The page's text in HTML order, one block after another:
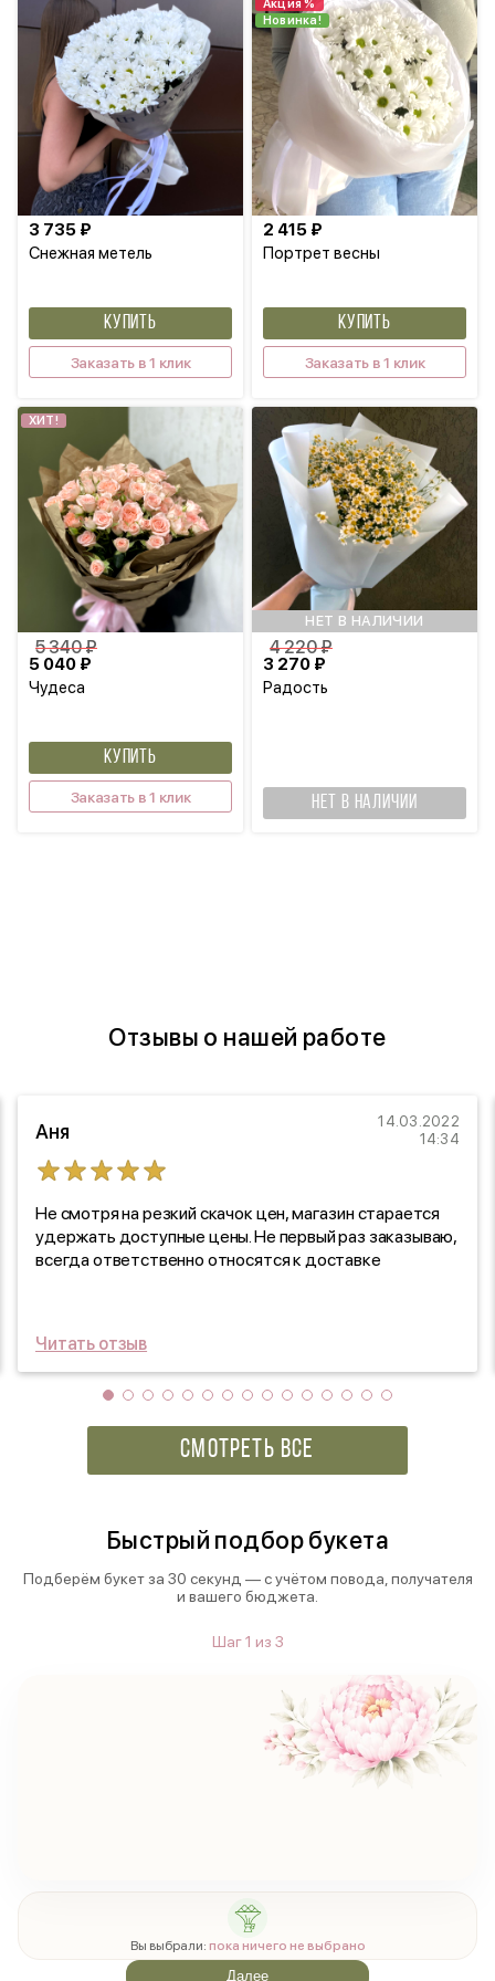
Снежная метель
3 735 ₽
КУПИТЬ
Заказать в 1 клик
Акция %
Новинка!
Портрет весны
2 415 ₽
КУПИТЬ
Заказать в 1 клик
ХИТ!
Чудеса
5 040 ₽
5 340 ₽
КУПИТЬ
Заказать в 1 клик
НЕТ В НАЛИЧИИ
Радость
3 270 ₽
4 220 ₽
НЕТ В НАЛИЧИИ
Отзывы о нашей работе
Аня
14.03.2022
14:34
Не смотря на резкий скачок цен, магазин старается
удержать доступные цены. Не первый раз заказываю,
всегда ответственно относятся к доставке
Читать отзыв
СМОТРЕТЬ ВСЕ
Быстрый подбор букета
Подберём букет за 30 секунд — с учётом повода, получателя
и вашего бюджета.
Шаг1 из 3
Вы выбрали: пока ничего не выбрано
Далее